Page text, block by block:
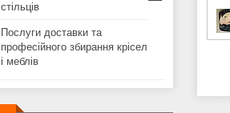
стільців
Послуги доставки та
професійного збирання крісел
і меблів